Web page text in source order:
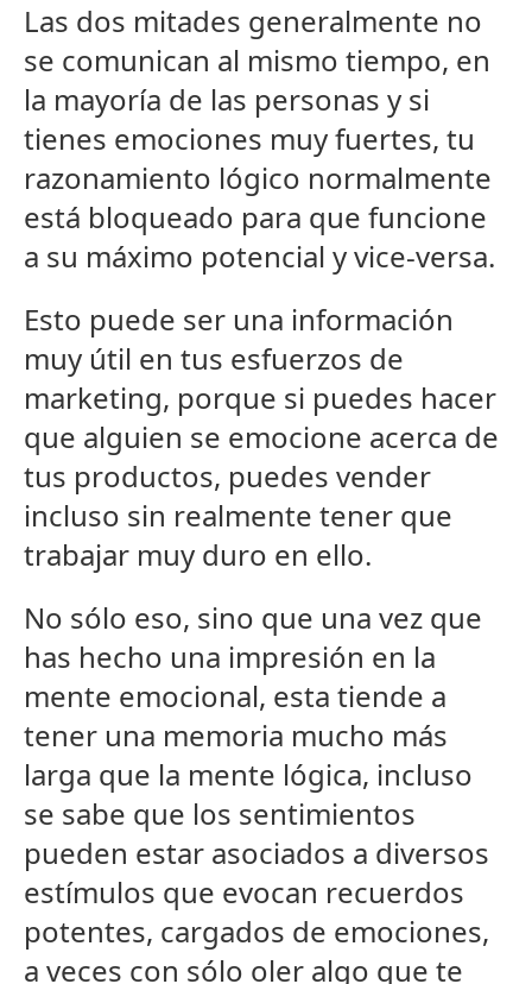
Las dos mitades generalmente no
se comunican al mismo tiempo, en
la mayoría de las personas y si
tienes emociones muy fuertes, tu
razonamiento lógico normalmente
está bloqueado para que funcione
a su máximo potencial y vice-versa.
Esto puede ser una información
muy útil en tus esfuerzos de
marketing, porque si puedes hacer
que alguien se emocione acerca de
tus productos, puedes vender
incluso sin realmente tener que
trabajar muy duro en ello.
No sólo eso, sino que una vez que
has hecho una impresión en la
mente emocional, esta tiende a
tener una memoria mucho más
larga que la mente lógica, incluso
se sabe que los sentimientos
pueden estar asociados a diversos
estímulos que evocan recuerdos
potentes, cargados de emociones,
a veces con sólo oler algo que te